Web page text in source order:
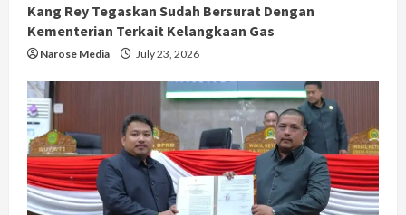
Kang Rey Tegaskan Sudah Bersurat Dengan
Kementerian Terkait Kelangkaan Gas
Narose Media July 23, 2026